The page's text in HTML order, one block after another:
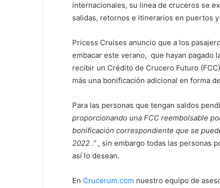
internacionales, su linea de cruceros se
salidas, retornos e itinerarios en puertos
Pricess Cruises anuncio que a los
embacar este verano, que hayan pagado
recibir un Crédito de Crucero Futuro
más una bonificación adicional en forma
Para las personas que tengan saldos
proporcionando una FCC reembolsable
bonificación correspondiente que se
2022 .” , sin embargo todas las personas
así lo desean.
En Crucerum.com nuestro equipo de